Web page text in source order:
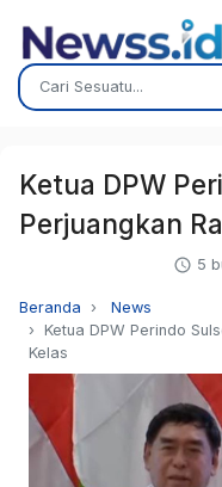
Ketua DPW
Perjuangkan
5
Beranda
News
Ketua DPW Perindo
Kelas